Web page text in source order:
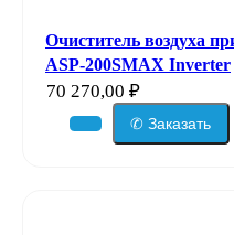
Очиститель воздуха
ASP-200SMAX Inverter
70 270,00 ₽
✆ Заказать